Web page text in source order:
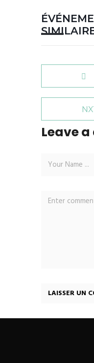
Leave